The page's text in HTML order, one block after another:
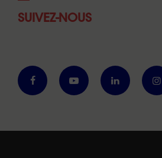
SUIVEZ-NOUS